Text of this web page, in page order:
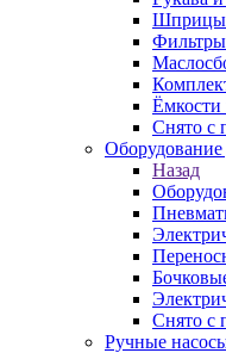
Шприцы
Фильтры
Ёмкости
Снято с
Оборудование
Назад
Снято с
Ручные